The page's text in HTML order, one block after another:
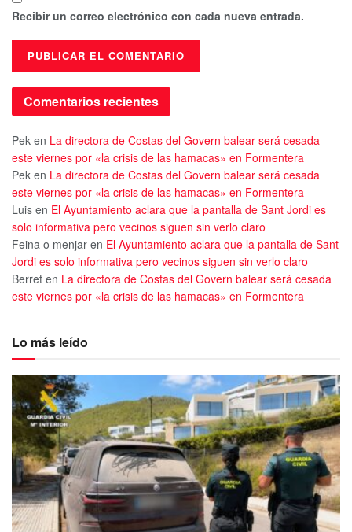
Recibir un correo electrónico con cada nueva entrada.
Comentarios recientes
Pek en La directora de Costas del Govern balear será cesada
este viernes por «la crisis de las hamacas» en Formentera
Pek en La directora de Costas del Govern balear será cesada
este viernes por «la crisis de las hamacas» en Formentera
Luis en El Ayuntamiento aclara que la pantalla de Sant Jordi es
solo informativa pero vecinos siguen sin verlo claro
Feina o menjar en El Ayuntamiento aclara que la pantalla de Sant
Jordi es solo informativa pero vecinos siguen sin verlo claro
Berret en La directora de Costas del Govern balear será cesada
este viernes por «la crisis de las hamacas» en Formentera
Lo más leído